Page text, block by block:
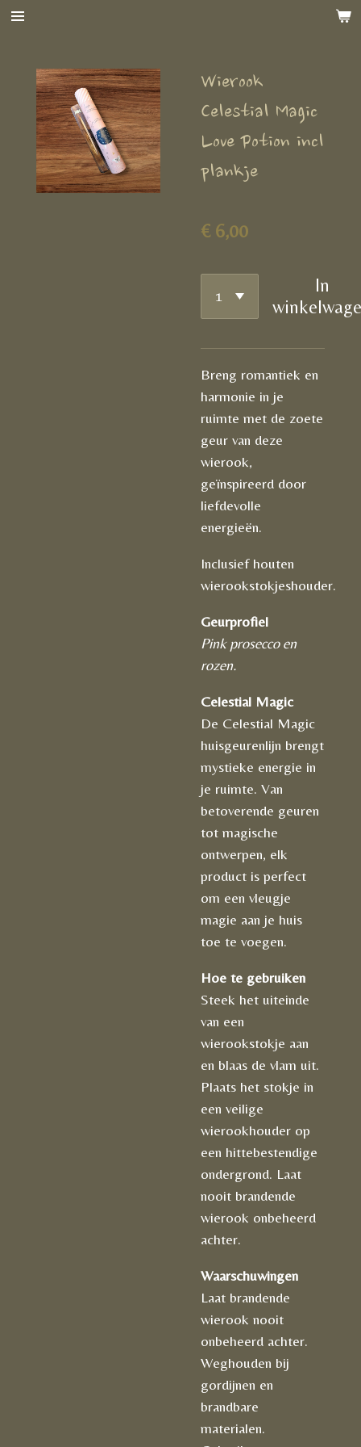
Ga
hoofdinhoud
Wierook
Celestial Magic
Love Potion incl
plankje
€ 6,00
In
Breng romantiek en
harmonie in je
ruimte met de zoete
geur van deze
wierook,
geïnspireerd door
liefdevolle
energieën.
Inclusief houten
wierookstokjeshouder.
Geurprofiel
Pink prosecco en
rozen.
Celestial Magic
De Celestial Magic
huisgeurenlijn brengt
mystieke energie in
je ruimte. Van
betoverende geuren
tot magische
ontwerpen, elk
product is perfect
om een vleugje
magie aan je huis
toe te voegen.
Hoe te gebruiken
Steek het uiteinde
van een
wierookstokje aan
en blaas de vlam uit.
Plaats het stokje in
een veilige
wierookhouder op
een hittebestendige
ondergrond. Laat
nooit brandende
wierook onbeheerd
achter.
Waarschuwingen
Laat brandende
wierook nooit
onbeheerd achter.
Weghouden bij
gordijnen en
brandbare
materialen.